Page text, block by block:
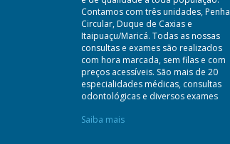
Contamos com três unidades, Penha
Circular, Duque de Caxias e
Itaipuaçu/Maricá. Todas as nossas
consultas e exames são realizados
com hora marcada, sem filas e com
preços acessíveis. São mais de 20
especialidades médicas, consultas
odontológicas e diversos exames
Saiba mais